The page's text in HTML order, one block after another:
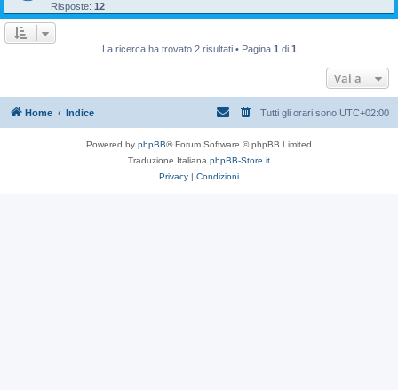
Risposte: 12
La ricerca ha trovato 2 risultati • Pagina 1 di 1
Vai a
Home Indice Tutti gli orari sono UTC+02:00
Powered by phpBB® Forum Software © phpBB Limited
Traduzione Italiana phpBB-Store.it
Privacy | Condizioni